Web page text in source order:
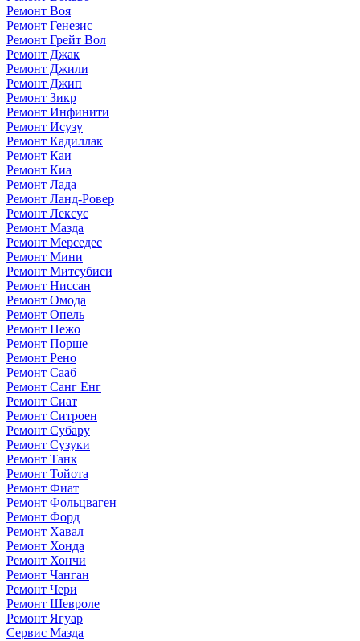
Ремонт Воя
Ремонт Генезис
Ремонт Грейт Вол
Ремонт Джак
Ремонт Джили
Ремонт Джип
Ремонт Зикр
Ремонт Инфинити
Ремонт Исузу
Ремонт Кадиллак
Ремонт Каи
Ремонт Киа
Ремонт Лада
Ремонт Ланд-Ровер
Ремонт Лексус
Ремонт Мазда
Ремонт Мерседес
Ремонт Мини
Ремонт Митсубиси
Ремонт Ниссан
Ремонт Омода
Ремонт Опель
Ремонт Пежо
Ремонт Порше
Ремонт Рено
Ремонт Сааб
Ремонт Санг Енг
Ремонт Сиат
Ремонт Ситроен
Ремонт Субару
Ремонт Сузуки
Ремонт Танк
Ремонт Тойота
Ремонт Фиат
Ремонт Фольцваген
Ремонт Форд
Ремонт Хавал
Ремонт Хонда
Ремонт Хончи
Ремонт Чанган
Ремонт Чери
Ремонт Шевроле
Ремонт Ягуар
Сервис Мазда